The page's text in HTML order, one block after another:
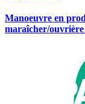
Manoeuvre en
maraîcher/